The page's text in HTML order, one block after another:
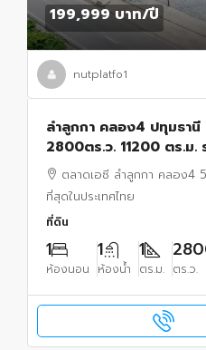
199,999 บาท/ปี
nutplatfo1
ลำลูกกา คลอง4 ปทุมธา
2800ตร.ว. 11200 ตร.ม.
ถมแล้วให้เช่า
ตลาดเอซี ลำลูกกา คลอง4
ที่สุดในประเทศไทย
ที่ดิน
1
ห้องนอน
1
ห้องน้ำ
1
ตร.ม. ตร.ว.